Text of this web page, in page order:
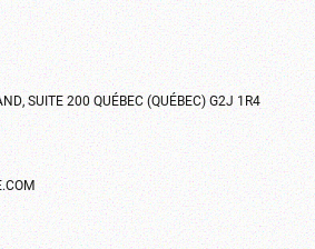
SUITE 200 QUÉBEC (QUÉBEC) G2J 1R4